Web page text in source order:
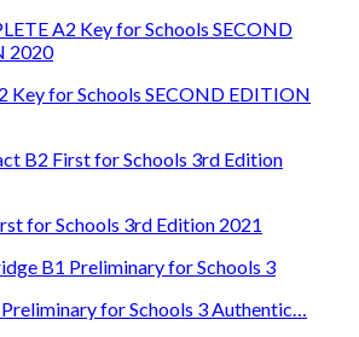
Key for Schools SECOND EDITION
for Schools 3rd Edition 2021
for Schools 3 Authentic…